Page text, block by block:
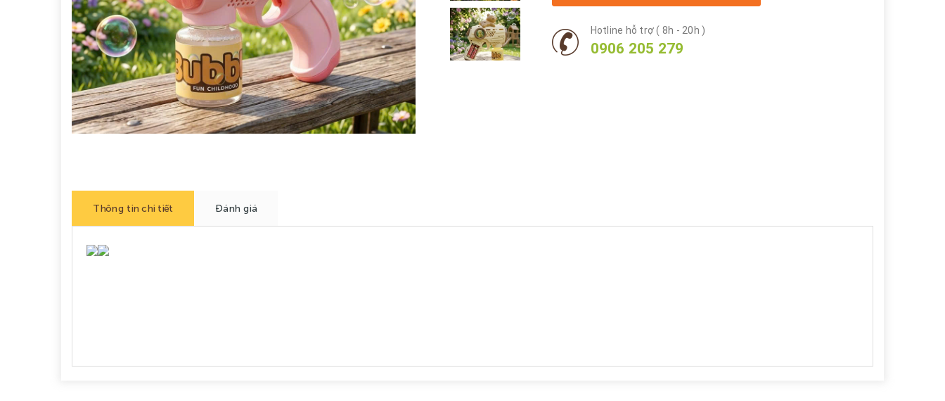
Hotline hỗ trợ ( 8h - 20h )
0906 205 279
Thông tin chi tiết Đánh giá